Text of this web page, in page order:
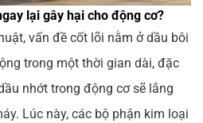
lại gây hại cho động cơ?
vấn đề cốt lõi nằm ở dầu bôi
trong một thời gian dài, đặc
nhớt trong động cơ sẽ lắng
Lúc này, các bộ phận kim loại